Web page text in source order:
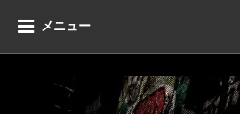
メニュー